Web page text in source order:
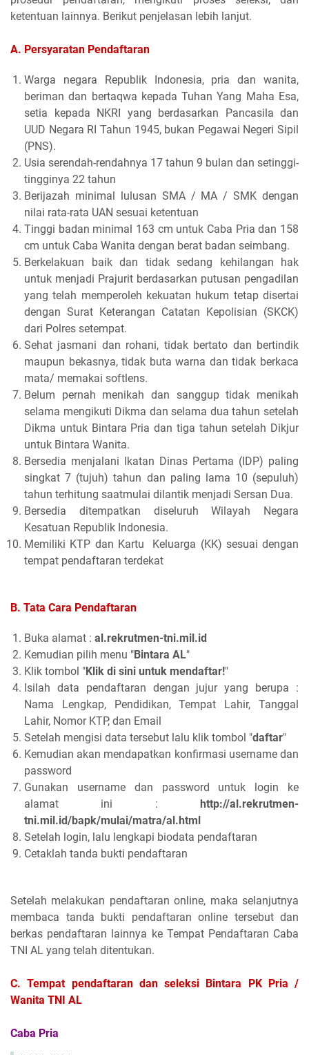
ketentuan lainnya. Berikut penjelasan lebih lanjut.
A. Persyaratan Pendaftaran
Warga negara Republik Indonesia, pria dan wanita,
beriman dan bertaqwa kepada Tuhan Yang Maha Esa,
setia kepada NKRI yang berdasarkan Pancasila dan
UUD Negara RI Tahun 1945, bukan Pegawai Negeri Sipil
(PNS).
Usia serendah-rendahnya 17 tahun 9 bulan dan setinggi-
tingginya 22 tahun
Berijazah minimal lulusan SMA / MA / SMK dengan
nilai rata-rata UAN sesuai ketentuan
Tinggi badan minimal 163 cm untuk Caba Pria dan 158
cm untuk Caba Wanita dengan berat badan seimbang.
Berkelakuan baik dan tidak sedang kehilangan hak
untuk menjadi Prajurit berdasarkan putusan pengadilan
yang telah memperoleh kekuatan hukum tetap disertai
dengan Surat Keterangan Catatan Kepolisian (SKCK)
dari Polres setempat.
Sehat jasmani dan rohani, tidak bertato dan bertindik
maupun bekasnya, tidak buta warna dan tidak berkaca
mata/ memakai softlens.
Belum pernah menikah dan sanggup tidak menikah
selama mengikuti Dikma dan selama dua tahun setelah
Dikma untuk Bintara Pria dan tiga tahun setelah Dikjur
untuk Bintara Wanita.
Bersedia menjalani Ikatan Dinas Pertama (IDP) paling
singkat 7 (tujuh) tahun dan paling lama 10 (sepuluh)
tahun terhitung saatmulai dilantik menjadi Sersan Dua.
Bersedia ditempatkan diseluruh Wilayah Negara
Kesatuan Republik Indonesia.
Memiliki KTP dan Kartu Keluarga (KK) sesuai dengan
tempat pendaftaran terdekat
B. Tata Cara Pendaftaran
Buka alamat : al.rekrutmen-tni.mil.id
Kemudian pilih menu "Bintara AL"
Klik tombol "Klik di sini untuk mendaftar!"
Isilah data pendaftaran dengan jujur yang berupa :
Nama Lengkap, Pendidikan, Tempat Lahir, Tanggal
Lahir, Nomor KTP, dan Email
Setelah mengisi data tersebut lalu klik tombol "daftar"
Kemudian akan mendapatkan konfirmasi username dan
password
Gunakan username dan password untuk login ke
alamat ini :
http://al.rekrutmen-
tni.mil.id/bapk/mulai/matra/al.html
Setelah login, lalu lengkapi biodata pendaftaran
Cetaklah tanda bukti pendaftaran
Setelah melakukan pendaftaran online, maka selanjutnya
membaca tanda bukti pendaftaran online tersebut dan
berkas pendaftaran lainnya ke Tempat Pendaftaran Caba
TNI AL yang telah ditentukan.
C. Tempat pendaftaran dan seleksi Bintara PK Pria /
Wanita TNI AL
Caba Pria